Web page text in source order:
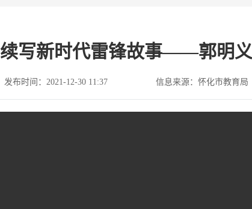
续写新时代雷锋故事——郭明义
发布时间：2021-12-30 11:37 信息来源：怀化市教育局